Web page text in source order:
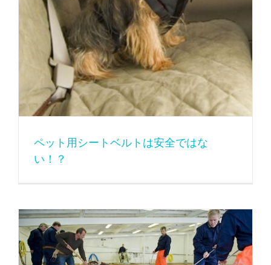
ペット用シートベルトは安全ではな
い！？